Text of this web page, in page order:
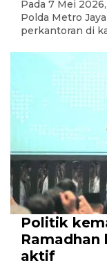
Pada 7 Mei
Polda Metro
perkantoran di
Politik
aktif